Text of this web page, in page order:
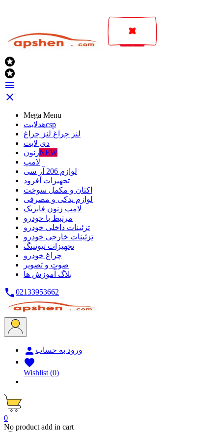




Mega Menu
هدلایتcsp
لنز چراغ لنز چراغ
دی لایت
زنونNEW
لامپ
لوازم 206 آر سی
تجهیزات آفرود
اکتان و مکمل سوخت
لوازم یدکی و مصرفی
لامپ زنون فابریک
مرتبط با خودرو
تزئینات داخلی خودرو
تزئینات خارجی خودرو
تجهیزات تیونینگ
چراغ خودرو
صوت و تصویر
بلاگ آموزش ها
02133953662
 ورود به حساب

Wishlist (0)
0
No product add in cart